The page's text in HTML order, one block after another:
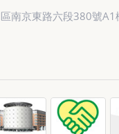
南京東路六段380號A1